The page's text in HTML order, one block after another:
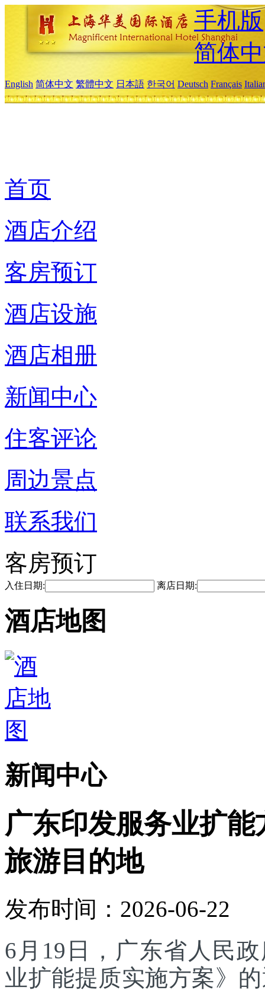
手机版
简体
English 简体中文 繁體中文 日本語 한국어 Deutsch Français
首页
酒店介绍
客房预订
酒店设施
酒店相册
新闻中心
住客评论
周边景点
联系我们
客房预订
入住日期: 离店日期:
酒店地图
新闻中心
广东印发服务业扩
旅游目的地
发布时间：2026-06-22
6月19日，广东省人民
业扩能提质实施方案》